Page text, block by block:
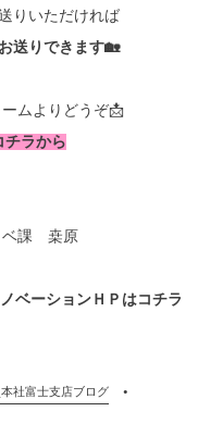
りいただければ
送り できます🏡
ムよりどうぞ📩
チラから
ベ課 桒原
ベーションＨＰはコチラ
本社富士支店ブログ